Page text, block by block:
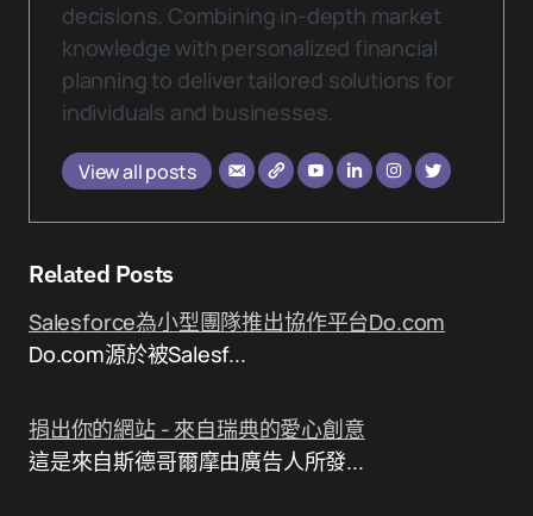
decisions. Combining in-depth market
knowledge with personalized financial
planning to deliver tailored solutions for
individuals and businesses.
View all posts
Related Posts
Salesforce為小型團隊推出協作平台Do.com
Do.com源於被Salesf...
捐出你的網站 - 來自瑞典的愛心創意
這是來自斯德哥爾摩由廣告人所發...